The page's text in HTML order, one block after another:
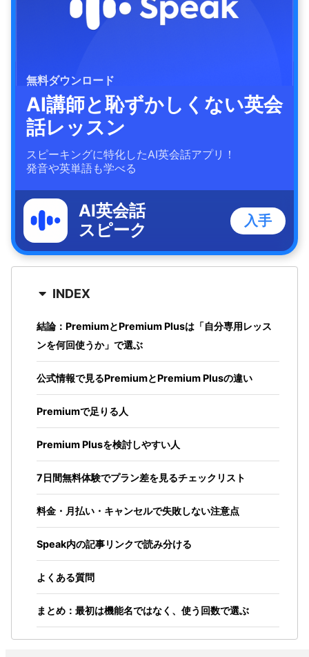
無料ダウンロード
AI講師と恥ずかしくない英会
話レッスン
スピーキングに特化したAI英会話アプリ！
発音や英単語も学べる
AI英会話
スピーク
入手
INDEX
結論：PremiumとPremium Plusは「自分専用レッス
ンを何回使うか」で選ぶ
公式情報で見るPremiumとPremium Plusの違い
Premiumで足りる人
Premium Plusを検討しやすい人
7日間無料体験でプラン差を見るチェックリスト
料金・月払い・キャンセルで失敗しない注意点
Speak内の記事リンクで読み分ける
よくある質問
まとめ：最初は機能名ではなく、使う回数で選ぶ